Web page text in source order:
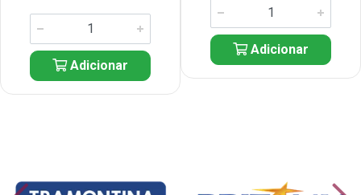
Adicionar
Adicionar